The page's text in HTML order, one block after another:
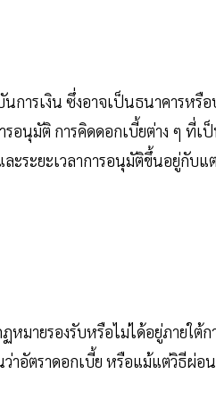
การเงิน ซึ่งอาจเป็นธนาคารห
อนุมัติ การคิดดอกเบี้ยต่าง ๆ ที่
ะระยะเวลาการอนุมัติขึ้นอยู่กับแ
มายรองรับหรือไม่ได้อยู่ภายใต้
าอัตราดอกเบี้ย หรือแม้แต่วิธีผ่